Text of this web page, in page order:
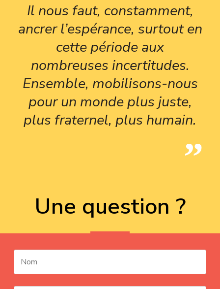
Il nous faut, constamment,
ancrer l’espérance, surtout en
cette période aux
nombreuses incertitudes.
Ensemble, mobilisons-nous
pour un monde plus juste,
plus fraternel, plus humain.
Une question ?